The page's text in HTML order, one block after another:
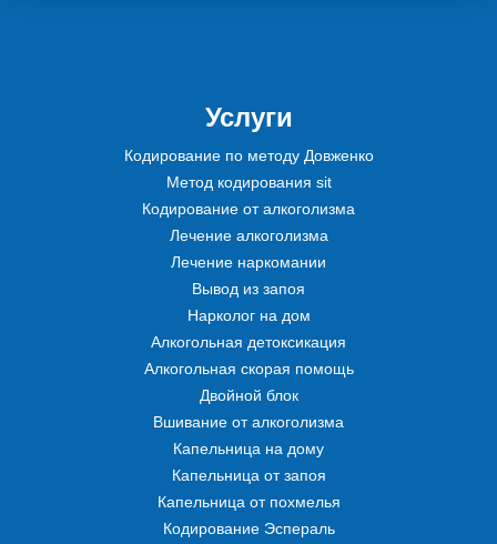
Услуги
Кодирование по методу Довженко
Метод кодирования sit
Кодирование от алкоголизма
Лечение алкоголизма
Лечение наркомании
Вывод из запоя
Нарколог на дом
Алкогольная детоксикация
Алкогольная скорая помощь
Двойной блок
Вшивание от алкоголизма
Капельница на дому
Капельница от запоя
Капельница от похмелья
Кодирование Эспераль